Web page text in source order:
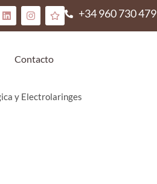
+34 960 730 479
Contacto